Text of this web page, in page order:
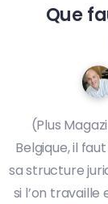
Que
(Plus
Belgique, il
sa structure
si l’on